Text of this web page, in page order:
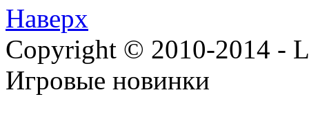
Наверх
Copyright © 2010-2014 -
Игровые новинки